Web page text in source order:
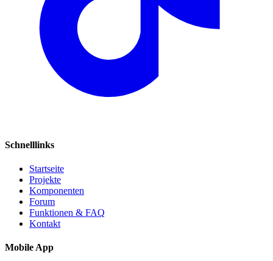
Schnelllinks
Startseite
Projekte
Komponenten
Forum
Funktionen & FAQ
Kontakt
Mobile App